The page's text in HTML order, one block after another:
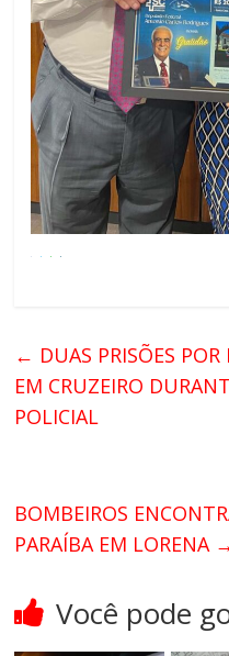
← DUAS PRISÕES
EM CRUZEIRO
POLICIAL
BOMBEIROS
PARAÍBA EM LORENA
Você pode